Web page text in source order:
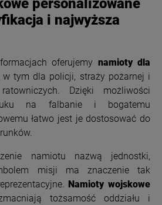
i najwyższa
oferujemy namioty dla
w tym dla policji, straży pożarnej i
Dzięki możliwości
na falbanie i bogatemu
łatwo jest je dostosować do
namiotu nazwą jednostki,
misji ma znaczenie tak
Namioty wojskowe
tożsamość oddziału i